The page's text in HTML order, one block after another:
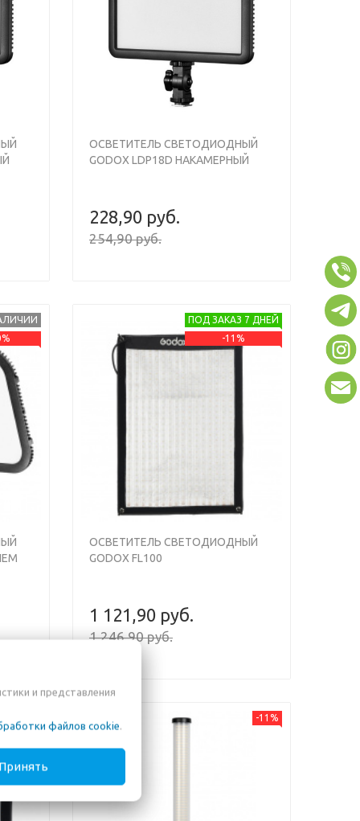
ОСВЕТИТЕЛЬ СВЕТОДИОДНЫЙ
GODOX LDP18D НАКАМЕРНЫЙ
228,90 руб.
254,90 руб.
ПОД ЗАКАЗ 7 ДНЕЙ
-11%
ОСВЕТИТЕЛЬ СВЕТОДИОДНЫЙ
GODOX FL100
1 121,90 руб.
1 246,90 руб.
-11%
и представления
файлов cookie.